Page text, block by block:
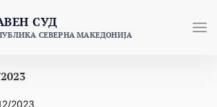
СУД
СЕВЕРНА МАКЕДОНИЈА
2023